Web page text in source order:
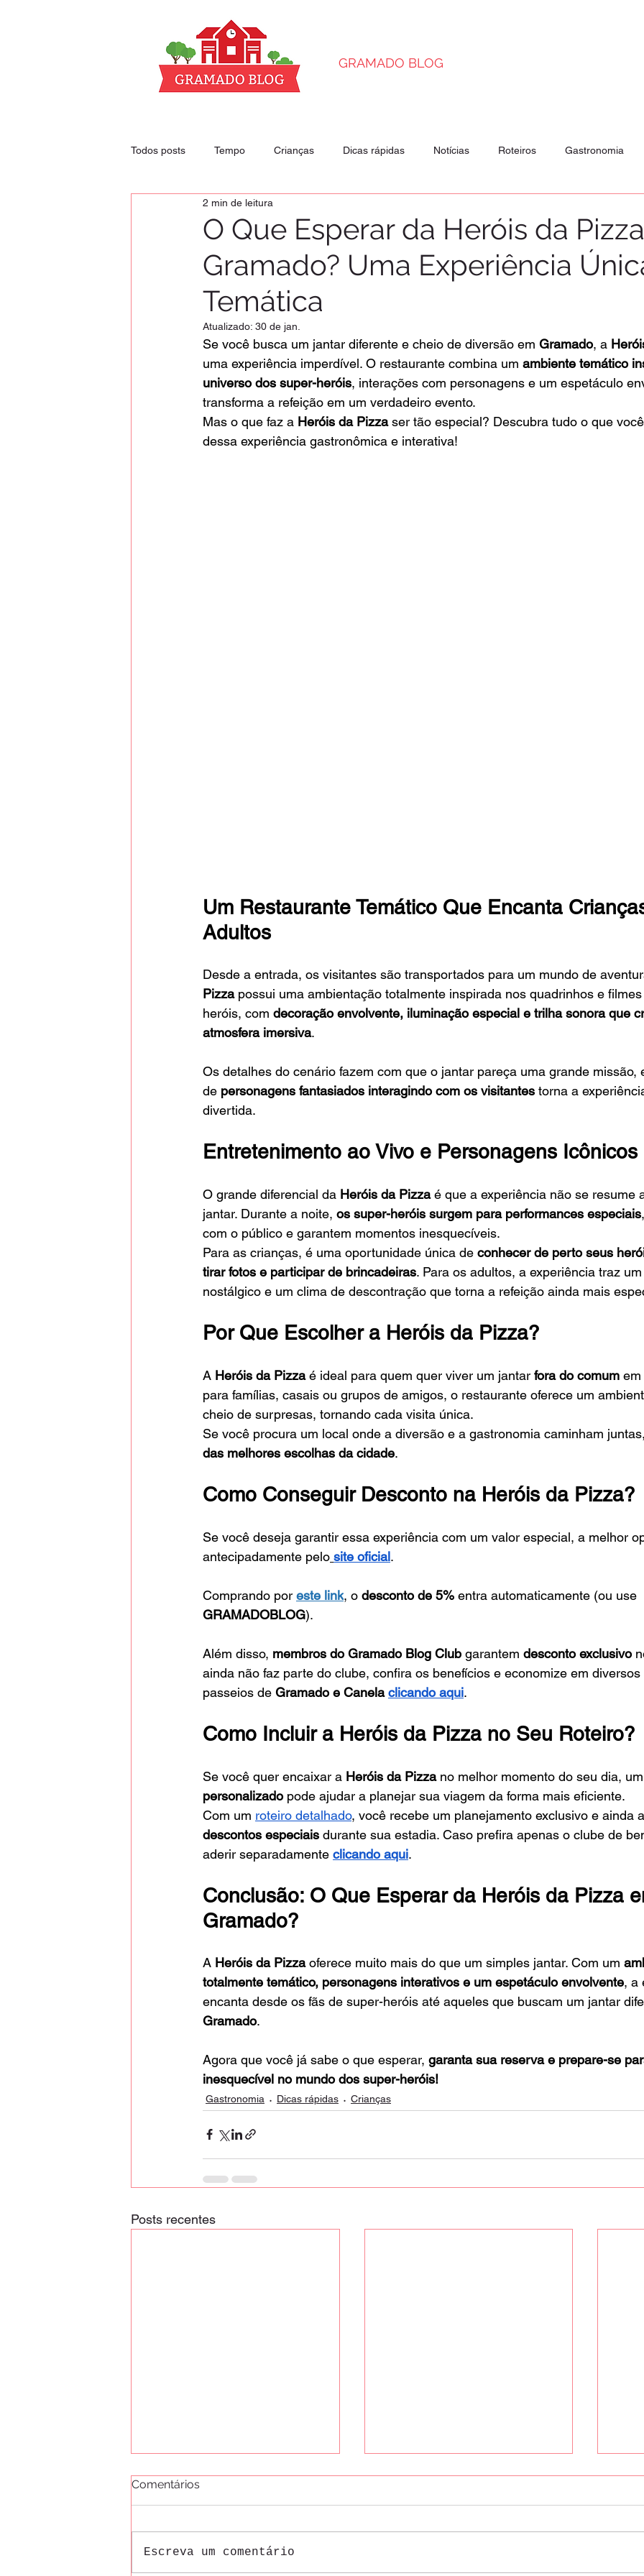
GRAMADO BLOG
Todos posts Tempo Crianças Dicas rápidas Notícias Roteiros Gastronomia
Club - nossos descontos
O Que Esperar da Heróis da
Gramado? Uma Experiência
Temática
2 min de leitura
Atualizado: 30 de jan.
Se você busca um jantar diferente e cheio de diversão em Gramado, a
uma experiência imperdível. O restaurante combina um ambiente temático
universo dos super-heróis, interações com personagens e um espetáculo
transforma a refeição em um verdadeiro evento.
Mas o que faz a Heróis da Pizza ser tão especial? Descubra tudo o que
dessa experiência gastronômica e interativa!
Um Restaurante Temático Que Encanta
Adultos
Desde a entrada, os visitantes são transportados para um mundo de
Pizza possui uma ambientação totalmente inspirada nos quadrinhos e
heróis, com decoração envolvente, iluminação especial e trilha sonora que
atmosfera imersiva.
Os detalhes do cenário fazem com que o jantar pareça uma grande
de personagens fantasiados interagindo com os visitantes torna a
divertida.
Entretenimento ao Vivo e Personagens Icônicos
O grande diferencial da Heróis da Pizza é que a experiência não se resume
jantar. Durante a noite, os super-heróis surgem para performances especiais
com o público e garantem momentos inesquecíveis.
Para as crianças, é uma oportunidade única de conhecer de perto seus
tirar fotos e participar de brincadeiras. Para os adultos, a experiência traz
nostálgico e um clima de descontração que torna a refeição ainda mais
Por Que Escolher a Heróis da Pizza?
A Heróis da Pizza é ideal para quem quer viver um jantar fora do comum em
para famílias, casais ou grupos de amigos, o restaurante oferece um
cheio de surpresas, tornando cada visita única.
Se você procura um local onde a diversão e a gastronomia caminham
das melhores escolhas da cidade.
Como Conseguir Desconto na Heróis da Pizza?
Se você deseja garantir essa experiência com um valor especial, a melhor
antecipadamente pelo site oficial.
Comprando por este link, o desconto de 5% entra automaticamente (ou use
GRAMADOBLOG).
Além disso, membros do Gramado Blog Club garantem desconto exclusivo
ainda não faz parte do clube, confira os benefícios e economize em
passeios de Gramado e Canela clicando aqui.
Como Incluir a Heróis da Pizza no Seu Roteiro?
Se você quer encaixar a Heróis da Pizza no melhor momento do seu dia,
personalizado pode ajudar a planejar sua viagem da forma mais eficiente.
Com um roteiro detalhado, você recebe um planejamento exclusivo e ainda
descontos especiais durante sua estadia. Caso prefira apenas o clube de
aderir separadamente clicando aqui.
Conclusão: O Que Esperar da Heróis da Pizza
Gramado?
A Heróis da Pizza oferece muito mais do que um simples jantar. Com um
totalmente temático, personagens interativos e um espetáculo envolvente, a
encanta desde os fãs de super-heróis até aqueles que buscam um jantar
Gramado.
Agora que você já sabe o que esperar, garanta sua reserva e prepare-se
inesquecível no mundo dos super-heróis!
Gastronomia Dicas rápidas Crianças
Posts recentes
Comentários
Escreva um comentário